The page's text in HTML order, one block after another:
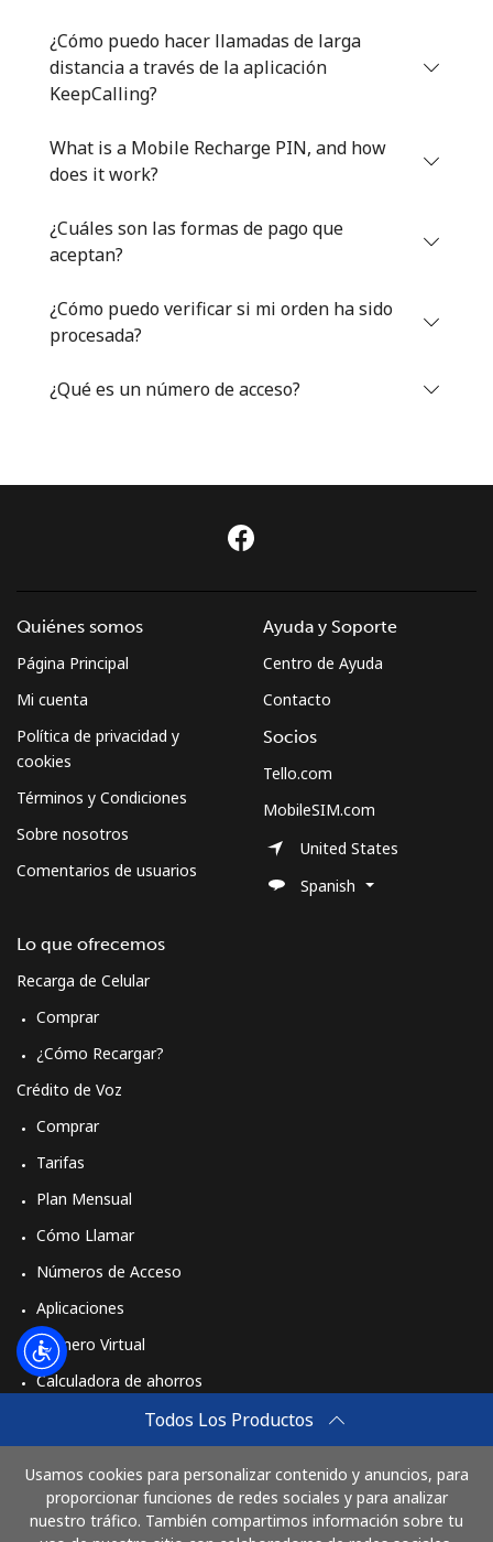
o
¿Cómo puedo hacer llamadas de larga
distancia a través de la aplicación
KeepCalling?
What is a Mobile Recharge PIN, and how
does it work?
¿Cuáles son las formas de pago que
aceptan?
¿Cómo puedo verificar si mi orden ha sido
procesada?
¿Qué es un número de acceso?
Todos Los Productos
Usamos cookies para personalizar contenido y anuncios, para
proporcionar funciones de redes sociales y para analizar
nuestro tráfico. También compartimos información sobre tu
Quiénes somos
Página Principal
Mi cuenta
Política de privacidad y
cookies
Términos y Condiciones
Sobre nosotros
Comentarios de usuarios
Lo que ofrecemos
Recarga de Celular
Comprar
¿Cómo Recargar?
Crédito de Voz
Comprar
Tarifas
Plan Mensual
Cómo Llamar
Números de Acceso
Aplicaciones
Número Virtual
Calculadora de ahorros
Comprar
Cómo funciona
Ayuda y Soporte
Centro de Ayuda
Contacto
Socios
Tello.com
MobileSIM.com
United States
Spanish